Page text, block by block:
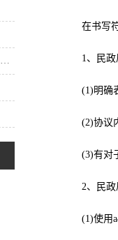
在书写符
1、民政局
(1)明确表
(2)协议内
(3)有对子
2、民政
(1)使用a4